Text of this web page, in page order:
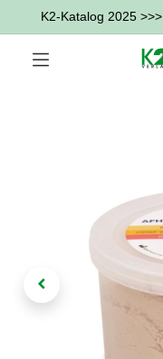
K2-Katalog 2025 >>>